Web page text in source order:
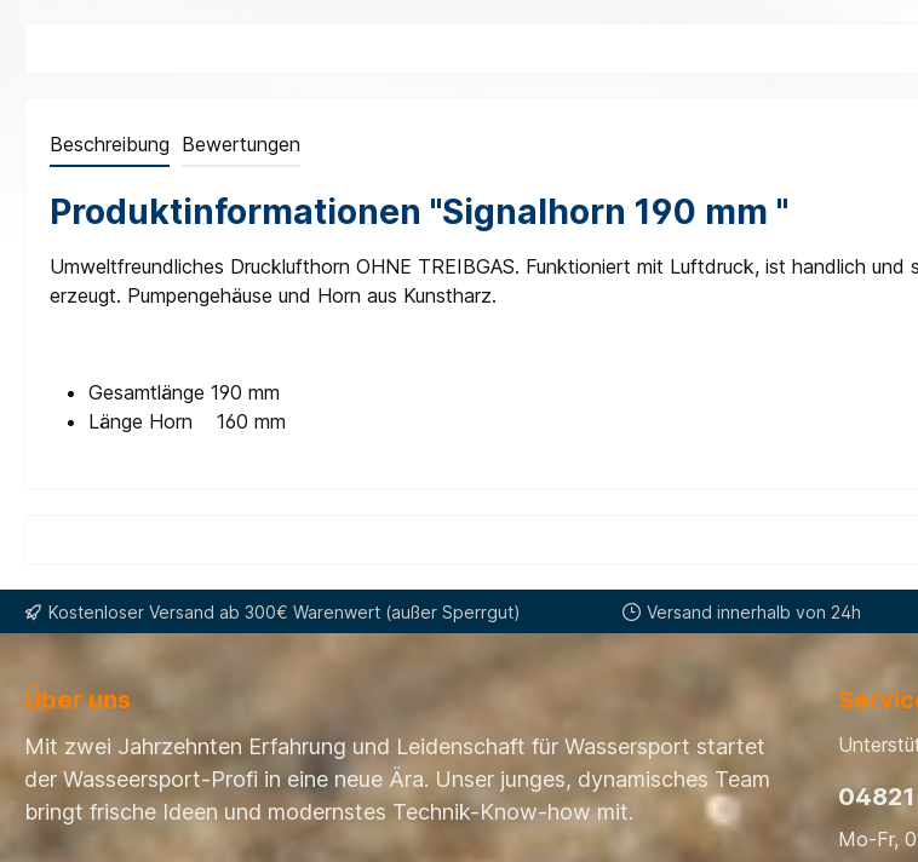
Beschreibung Bewertungen
Produktinformationen "Signalhorn 190 mm "
Umweltfreundliches Drucklufthorn OHNE TREIBGAS. Funktioniert mit Luftdruck, ist handlich
erzeugt. Pumpengehäuse und Horn aus Kunstharz.
Gesamtlänge 190 mm
Länge Horn 160 mm
Kostenloser Versand ab 300€ Warenwert (außer Sperrgut) Versand innerhalb von 24h
Über uns
Mit zwei Jahrzehnten Erfahrung und Leidenschaft für Wassersport startet
der Wasseersport-Profi in eine neue Ära. Unser junges, dynamisches Team
bringt frische Ideen und modernstes Technik-Know-how mit.
Mo-Fr,